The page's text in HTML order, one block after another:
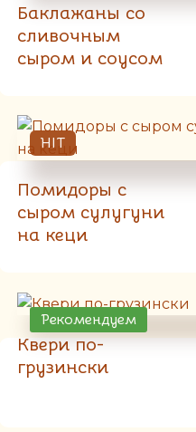
Баклажаны со
сливочным
сыром и соусом
HIT
Помидоры с
сыром сулугуни
на кеци
Рекомендуем
Квери по-
грузински